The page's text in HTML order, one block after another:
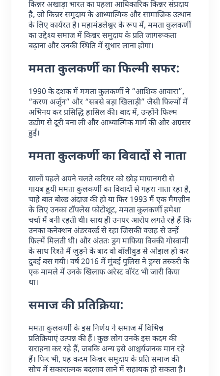
किन्नर अखाड़ा भारत का पहला आधिकारिक किन्नर संप्रदाय
है, जो किन्नर समुदाय के आध्यात्मिक और सामाजिक उत्थान
के लिए कार्यरत है। महामंडलेश्वर के रूप में, ममता कुलकर्णी
का उद्देश्य समाज में किन्नर समुदाय के प्रति जागरूकता
बढ़ाना और उनकी स्थिति में सुधार लाना होगा।
ममता कुलकर्णी का फिल्मी सफर:
1990 के दशक में ममता कुलकर्णी ने “आशिक आवारा”,
“करण अर्जुन” और “सबसे बड़ा खिलाड़ी” जैसी फिल्मों में
अभिनय कर प्रसिद्धि हासिल की। बाद में, उन्होंने फिल्म
उद्योग से दूरी बना ली और आध्यात्मिक मार्ग की ओर अग्रसर
हुईं।
ममता कुलकर्णी का विवादों से नाता
सालों पहले अपने चलते करियर को छोड़ मायानगरी से
गायब हुयी ममता कुलकर्णी का विवादों से गहरा नाता रहा है,
चाहे बात बोल्ड अंदाज की हो या फिर 1993 मैं एक मैगज़ीन
के लिए उनका टॉपलेस फोटोशूट, ममता कुलकर्णी हमेशा
चर्चा मैं बनी रहती थी। साथ ही उनपर आरोप लगते रहे हैं कि
उनका कनेक्शन अंडरवर्ल्ड से रहा जिसकी वजह से उन्हें
फिल्में मिलती थी। और अंततः ड्रग माफिया विक्की गोस्वामी
के साथ रिश्ते मैं जुड़ने के बाद वो बॉलीवुड से ओझल हो कर
दुबई बस गयी। वर्ष 2016 में मुंबई पुलिस ने ड्रग्स तस्करी के
एक मामले में उनके खिलाफ अरेस्ट वॉरंट भी जारी किया
था।
समाज की प्रतिक्रिया:
ममता कुलकर्णी के इस निर्णय ने समाज में विभिन्न
प्रतिक्रियाएं उत्पन्न की हैं। कुछ लोग उनके इस कदम की
सराहना कर रहे हैं, जबकि अन्य इसे आश्चर्यजनक मान रहे
हैं। फिर भी, यह कदम किन्नर समुदाय के प्रति समाज की
सोच में सकारात्मक बदलाव लाने में सहायक हो सकता है।